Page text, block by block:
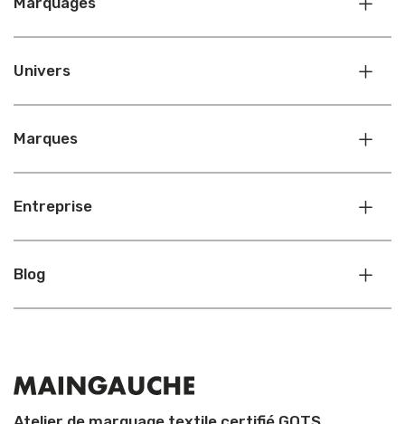
Univers
Marques
Entreprise
Blog